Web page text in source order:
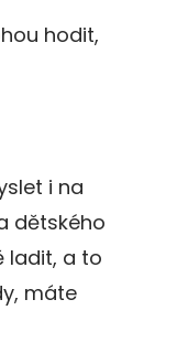
hodit,
i na
dětského
ladit, a to
máte